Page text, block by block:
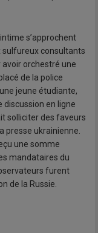
s’approchent
sulfureux consultants
orchestré une
de la police
jeune étudiante,
discussion en ligne
solliciter des faveurs
presse ukrainienne.
une somme
mandataires du
furent
de la Russie.